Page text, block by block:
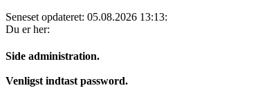
Seneset opdateret: 05.08.2026 13:13:
Du er her:
Side administration.
Venligst indtast password.